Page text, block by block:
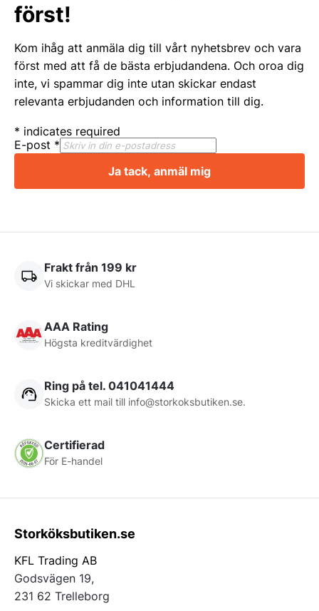
först!
Kom ihåg att anmäla dig till vårt nyhetsbrev och vara
först med att få de bästa erbjudandena. Och oroa dig
inte, vi spammar dig inte utan skickar endast
relevanta erbjudanden och information till dig.
* indicates required
E-post *
Ja tack, anmäl mig
Frakt från 199 kr
Vi skickar med DHL
AAA Rating
Högsta kreditvärdighet
Ring på tel. 041041444
Skicka ett mail till info@storkoksbutiken.se.
Certifierad
För E-handel
Storköksbutiken.se
KFL Trading AB
Godsvägen 19,
231 62 Trelleborg